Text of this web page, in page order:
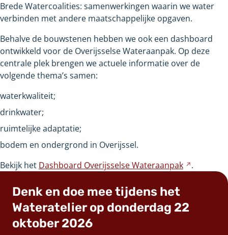
Brede Watercoalities: samenwerkingen waarin we water
verbinden met andere maatschappelijke opgaven.
Behalve de bouwstenen hebben we ook een dashboard
ontwikkeld voor de Overijsselse Wateraanpak. Op deze
centrale plek brengen we actuele informatie over de
volgende thema’s samen:
waterkwaliteit;
drinkwater;
ruimtelijke adaptatie;
bodem en ondergrond in Overijssel.
Bekijk het Dashboard OverijsselseWateraanpak
Verwijst
.
Denk en doe mee tijdens het
Wateratelier op donderdag 22
oktober 2026